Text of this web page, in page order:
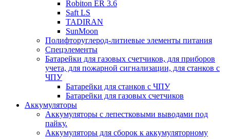
Robiton ER 3.6
Saft LS
TADIRAN
SunMoon
Полифторуглерод-литиевые элементы питания
Спецэлементы
Батарейки для газовых счетчиков, для приборов
учета, для пожарной сигнализации, для станков с
ЧПУ
Батарейки для станков с ЧПУ
Батарейки для газовых счетчиков
Аккумуляторы
Аккумуляторы с лепестковыми выводами под
пайку.
Аккумуляторы для сборок к аккумуляторному